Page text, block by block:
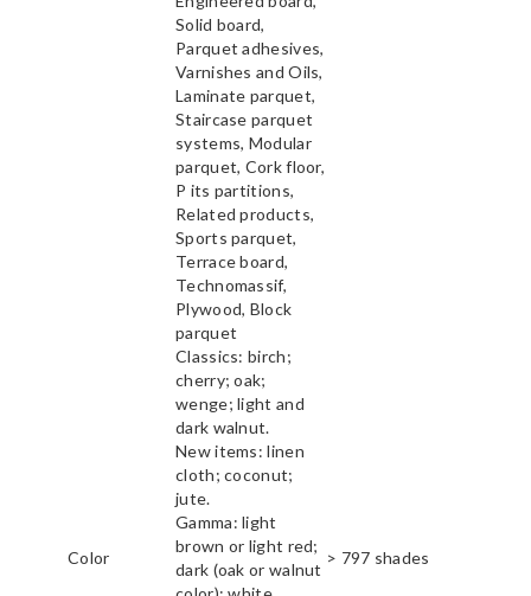
Solid board,
Parquet adhesives,
Varnishes and Oils,
Laminate parquet,
Staircase parquet
systems, Modular
parquet, Cork floor,
P its partitions,
Related products,
Sports parquet,
Terrace board,
Technomassif,
Plywood, Block
parquet
Color
Classics: birch;
cherry; oak;
wenge; light and
dark walnut.
New items: linen
cloth; coconut;
jute.
Gamma: light
brown or light red;
dark (oak or walnut
> 797 shades